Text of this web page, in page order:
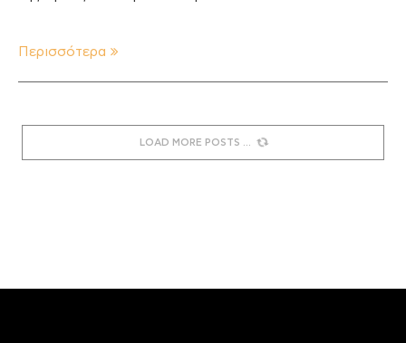
Περισσότερα
LOAD MORE POSTS